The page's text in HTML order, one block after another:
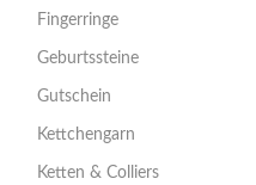
Fingerringe
Geburtssteine
Gutschein
Kettchengarn
Ketten & Colliers